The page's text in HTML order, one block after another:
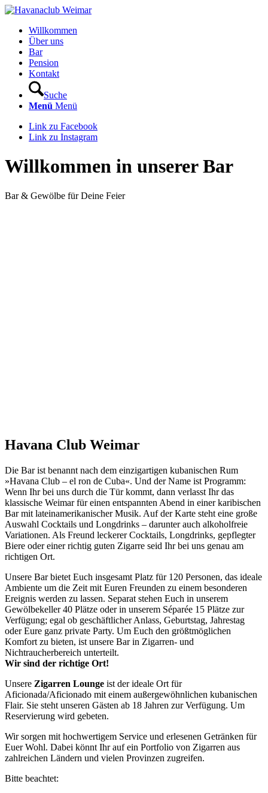
Willkommen
Über uns
Bar
Pension
Kontakt
Suche
Menü Menü
Link zu Facebook
Link zu Instagram
Willkommen in unserer Bar
Bar & Gewölbe für Deine Feier
Havana Club Weimar
Die Bar ist benannt nach dem einzigartigen kubanischen Rum
»Havana Club – el ron de Cuba«. Und der Name ist Programm:
Wenn Ihr bei uns durch die Tür kommt, dann verlasst Ihr das
klassische Weimar für einen entspannten Abend in einer karibischen
Bar mit lateinamerikanischer Musik. Auf der Karte steht eine große
Auswahl Cocktails und Longdrinks – darunter auch alkoholfreie
Variationen. Als Freund leckerer Cocktails, Longdrinks, gepflegter
Biere oder einer richtig guten Zigarre seid Ihr bei uns genau am
richtigen Ort.
Unsere Bar bietet Euch insgesamt Platz für 120 Personen, das ideale
Ambiente um die Zeit mit Euren Freunden zu einem besonderen
Ereignis werden zu lassen. Separat stehen Euch in unserem
Gewölbekeller 40 Plätze oder in unserem Séparée 15 Plätze zur
Verfügung; egal ob geschäftlicher Anlass, Geburtstag, Jahrestag
oder Eure ganz private Party. Um Euch den größtmöglichen
Komfort zu bieten, ist unsere Bar in Zigarren- und
Nichtraucherbereich unterteilt.
Wir sind der richtige Ort!
Unsere Zigarren Lounge ist der ideale Ort für
Aficionada/Aficionado mit einem außergewöhnlichen kubanischen
Flair. Sie steht unseren Gästen ab 18 Jahren zur Verfügung. Um
Reservierung wird gebeten.
Wir sorgen mit hochwertigem Service und erlesenen Getränken für
Euer Wohl. Dabei könnt Ihr auf ein Portfolio von Zigarren aus
zahlreichen Ländern und vielen Provinzen zugreifen.
Bitte beachtet: